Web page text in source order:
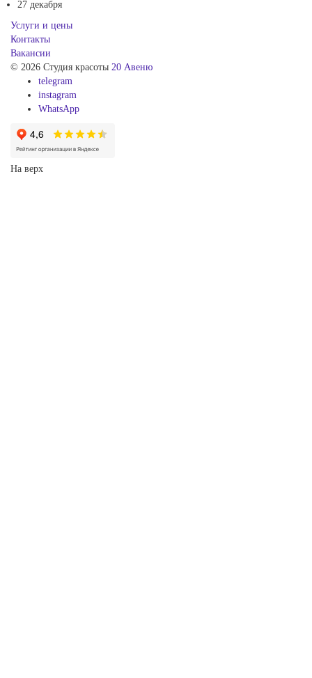
27 декабря
Услуги и цены
Контакты
Вакансии
© 2026 Студия красоты 20 Авеню
telegram
instagram
WhatsApp
На верх